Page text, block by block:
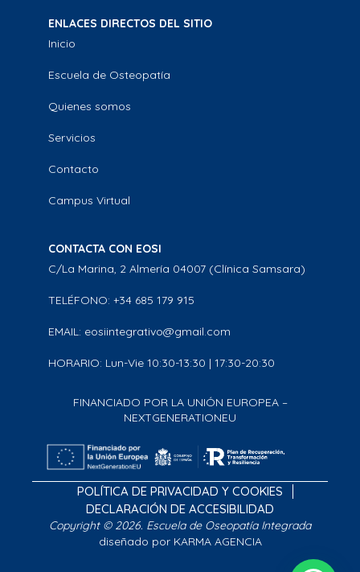
ENLACES DIRECTOS DEL SITIO
Inicio
Escuela de Osteopatía
Quienes somos
Servicios
Contacto
Campus Virtual
CONTACTA CON EOSI
C/La Marina, 2 Almería 04007 (Clínica Samsara)
TELÉFONO: +34 685 179 915
EMAIL: eosiintegrativo@gmail.com
HORARIO: Lun-Vie 10:30-13:30 | 17:30-20:30
FINANCIADO POR LA UNIÓN EUROPEA –
NEXTGENERATIONEU
POLÍTICA DE PRIVACIDAD Y COOKIES
DECLARACIÓN DE ACCESIBILIDAD
Copyright © 2026. Escuela de Oseopatía Integrada
diseñado por KARMA AGENCIA